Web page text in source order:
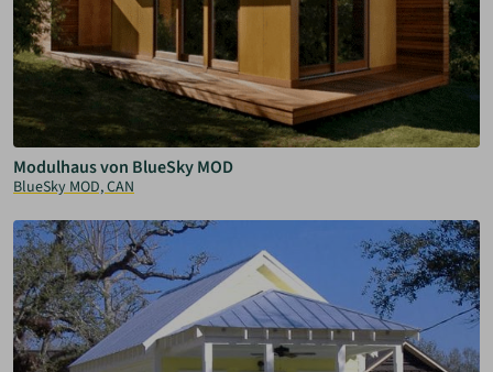
Modulhaus von BlueSky MOD
BlueSky MOD, CAN